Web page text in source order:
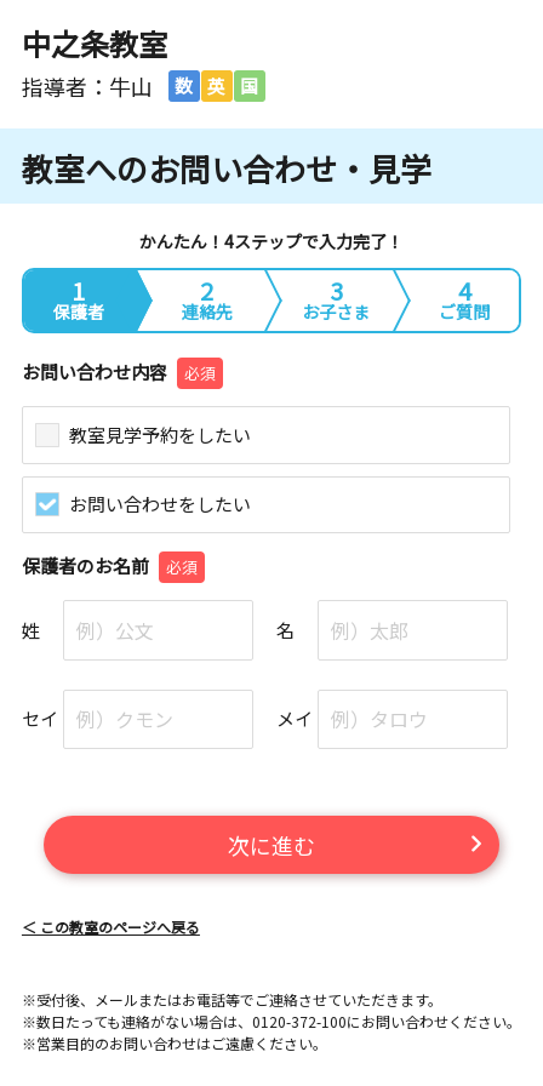
中之条教室
指導者：牛山 数 英 国
教室へのお問い合わせ・見学
かんたん！4ステップで入力完了！
1
保護者
2
連絡先
3
お子さま
4
ご質問
お問い合わせ内容 必須
教室見学予約をしたい
お問い合わせをしたい
保護者のお名前 必須
姓 名
セイ メイ
次に進む
＜ この教室のページへ戻る
※受付後、メールまたはお電話等でご連絡させていただきます。
※数日たっても連絡がない場合は、0120-372-100にお問い合わせください。
※営業目的のお問い合わせはご遠慮ください。